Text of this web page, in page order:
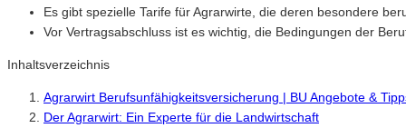
Es gibt spezielle Tarife für Agrarwirte, die deren besondere
Vor Vertragsabschluss ist es wichtig, die Bedingungen der
Inhaltsverzeichnis
Agrarwirt Berufsunfähigkeitsversicherung | BU Angebote &
Der Agrarwirt: Ein Experte für die Landwirtschaft